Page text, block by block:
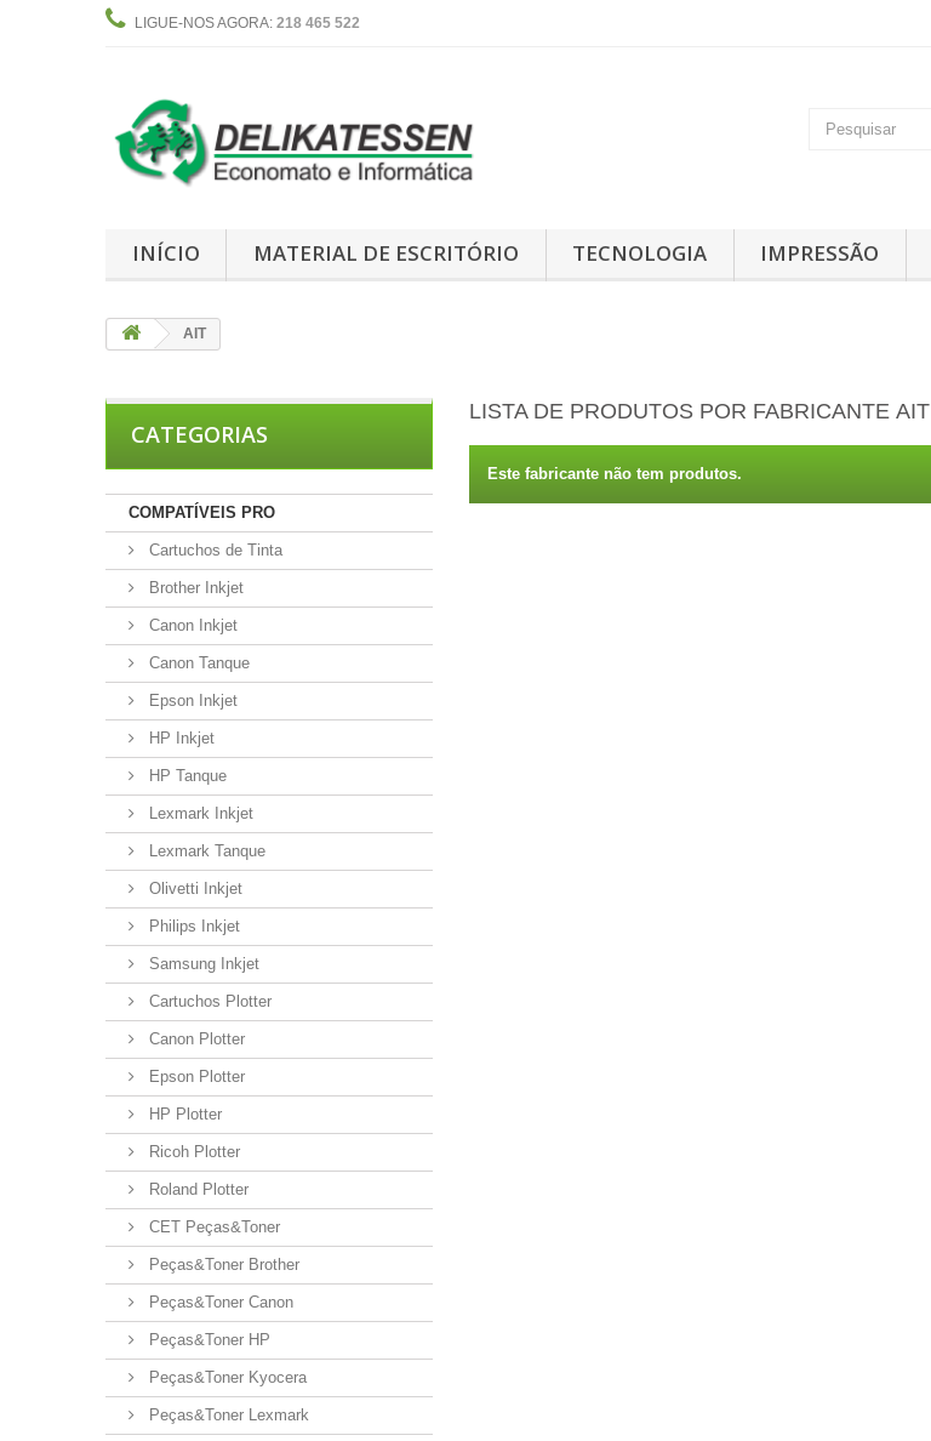
LIGUE-NOS AGORA: 218 465 522
INÍCIO MATERIAL DE ESCRITÓRIO TECNOLOGIA IMPRESSÃO
AIT
CATEGORIAS
COMPATÍVEIS PRO
Cartuchos de Tinta
Brother Inkjet
Canon Inkjet
Canon Tanque
Epson Inkjet
HP Inkjet
HP Tanque
Lexmark Inkjet
Lexmark Tanque
Olivetti Inkjet
Philips Inkjet
Samsung Inkjet
Cartuchos Plotter
Canon Plotter
Epson Plotter
HP Plotter
Ricoh Plotter
Roland Plotter
CET Peças&Toner
Peças&Toner Brother
Peças&Toner Canon
Peças&Toner HP
Peças&Toner Kyocera
Peças&Toner Lexmark
LISTA DE PRODUTOS POR FABRICANTE AIT
Este fabricante não tem produtos.